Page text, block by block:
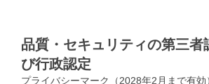
品質・セキュリティの第三者
び行政認定
プライバシーマーク（2028年2月まで有効